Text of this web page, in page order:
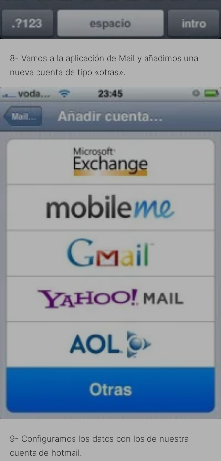
8- Vamos a la aplicación de Mail y añadimos una
nueva cuenta de tipo «otras».
9- Configuramos los datos con los de nuestra
cuenta de hotmail.